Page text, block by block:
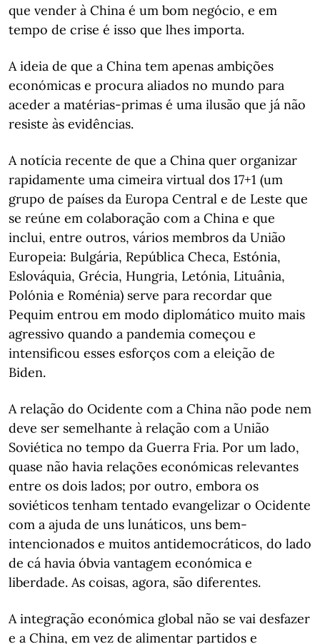
que vender à China é um bom negócio, e em
tempo de crise é isso que lhes importa.
A ideia de que a China tem apenas ambições
económicas e procura aliados no mundo para
aceder a matérias-primas é uma ilusão que já não
resiste às evidências.
A notícia recente de que a China quer organizar
rapidamente uma cimeira virtual dos 17+1 (um
grupo de países da Europa Central e de Leste que
se reúne em colaboração com a China e que
inclui, entre outros, vários membros da União
Europeia: Bulgária, República Checa, Estónia,
Eslováquia, Grécia, Hungria, Letónia, Lituânia,
Polónia e Roménia) serve para recordar que
Pequim entrou em modo diplomático muito mais
agressivo quando a pandemia começou e
intensificou esses esforços com a eleição de
Biden.
A relação do Ocidente com a China não pode nem
deve ser semelhante à relação com a União
Soviética no tempo da Guerra Fria. Por um lado,
quase não havia relações económicas relevantes
entre os dois lados; por outro, embora os
soviéticos tenham tentado evangelizar o Ocidente
com a ajuda de uns lunáticos, uns bem-
intencionados e muitos antidemocráticos, do lado
de cá havia óbvia vantagem económica e
liberdade. As coisas, agora, são diferentes.
A integração económica global não se vai desfazer
e a China, em vez de alimentar partidos e